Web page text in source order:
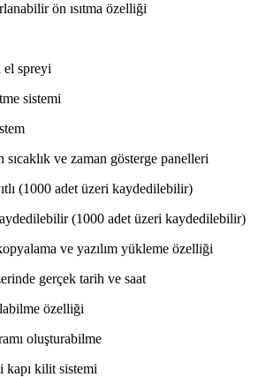
ön ısıtma özelliği
el spreyi
sistemi
ve zaman gösterge panelleri
(1000 adet üzeri kaydedilebilir)
(1000 adet üzeri kaydedilebilir)
ve yazılım yükleme özelliği
gerçek tarih ve saat
özelliği
oluşturabilme
kilit sistemi